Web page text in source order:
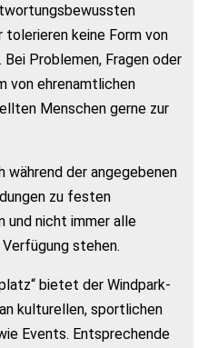
tolerieren keine Form von
Problemen, Fragen oder
von ehrenamtlichen
Menschen gerne zur
während der angegebenen
zu festen
und nicht immer alle
stehen.
bietet der Windpark-
kulturellen, sportlichen
Events. Entsprechende